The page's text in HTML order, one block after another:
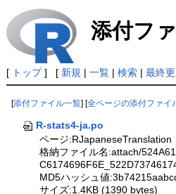
添付フ
[ トップ] [ 新規 | 一覧| 検索| 最終
[添付ファイル一覧 ] [全ページの添付ファイ
R-stats4-ja.po
ページ:RJapaneseTranslation
格納ファイル名:attach/
MD5ハッシュ値
サイズ:1.4KB (1390 bytes)